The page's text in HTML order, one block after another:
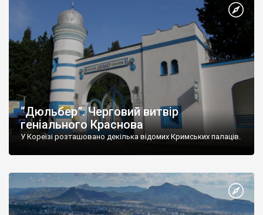
“Дюльбер”. Черговий витвір
геніального Краснова
У Кореїзі розташовано декілька відомих Кримських палаців.